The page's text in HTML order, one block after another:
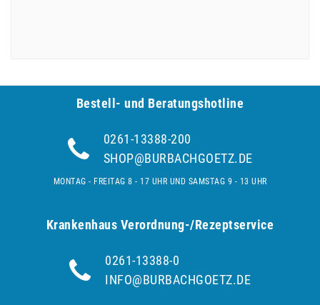
Bestell- und Be­ra­tungs­hot­line
0261-13388-200
SHOP@BURBACHGOETZ.DE
MONTAG - FREITAG 8 - 17 UHR UND SAMSTAG 9 - 13 UHR
Krankenhaus Verordnung-/Rezeptservice
0261-13388-0
INFO@BURBACHGOETZ.DE